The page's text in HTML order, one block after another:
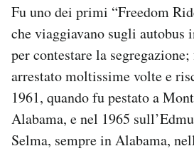
Fu uno dei primi “Freedom
che viaggiavano sugli autobus
per contestare la
arrestato moltissime volte e
1961, quando fu pestato a
Alabama, e nel 1965
Selma, sempre in Alabama,